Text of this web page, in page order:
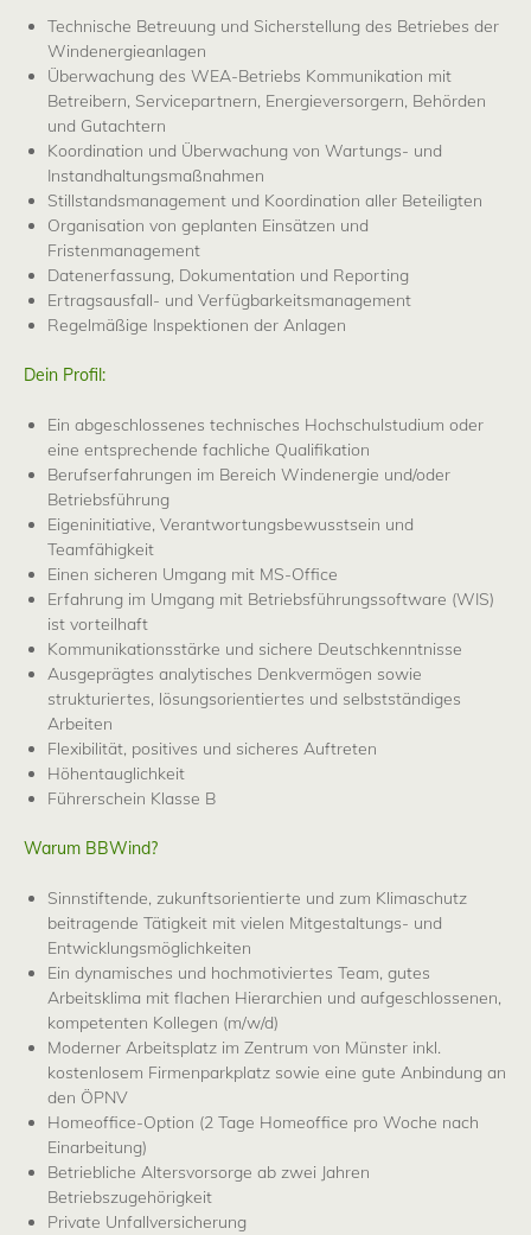
Technische Betreuung und Sicherstellung des Betriebes der
Windenergieanlagen
Überwachung des WEA-Betriebs Kommunikation mit
Betreibern, Servicepartnern, Energieversorgern, Behörden
und Gutachtern
Koordination und Überwachung von Wartungs- und
Instandhaltungsmaßnahmen
Stillstandsmanagement und Koordination aller Beteiligten
Organisation von geplanten Einsätzen und
Fristenmanagement
Datenerfassung, Dokumentation und Reporting
Ertragsausfall- und Verfügbarkeitsmanagement
Regelmäßige Inspektionen der Anlagen
Dein Profil:
Ein abgeschlossenes technisches Hochschulstudium oder
eine entsprechende fachliche Qualifikation
Berufserfahrungen im Bereich Windenergie und/oder
Betriebsführung
Eigeninitiative, Verantwortungsbewusstsein und
Teamfähigkeit
Einen sicheren Umgang mit MS-Office
Erfahrung im Umgang mit Betriebsführungssoftware (WIS)
ist vorteilhaft
Kommunikationsstärke und sichere Deutschkenntnisse
Ausgeprägtes analytisches Denkvermögen sowie
strukturiertes, lösungsorientiertes und selbstständiges
Arbeiten
Flexibilität, positives und sicheres Auftreten
Höhentauglichkeit
Führerschein Klasse B
Warum BBWind?
Sinnstiftende, zukunftsorientierte und zum Klimaschutz
beitragende Tätigkeit mit vielen Mitgestaltungs- und
Entwicklungsmöglichkeiten
Ein dynamisches und hochmotiviertes Team, gutes
Arbeitsklima mit flachen Hierarchien und aufgeschlossenen,
kompetenten Kollegen (m/w/d)
Moderner Arbeitsplatz im Zentrum von Münster inkl.
kostenlosem Firmenparkplatz sowie eine gute Anbindung an
den ÖPNV
Homeoffice-Option (2 Tage Homeoffice pro Woche nach
Einarbeitung)
Betriebliche Altersvorsorge ab zwei Jahren
Betriebszugehörigkeit
Private Unfallversicherung